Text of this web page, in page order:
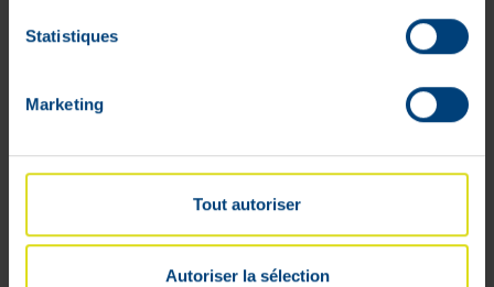
Statistiques
Marketing
Tout autoriser
Autoriser la sélection
Profiel
Opvolging van de bestellingen
Algemene voorwaarden
Beveiligde betalingen